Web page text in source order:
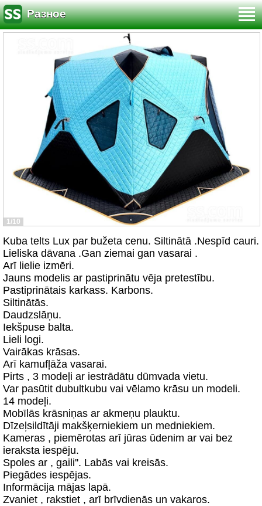
Разное
1/10
Kuba telts Lux par bužeta cenu. Siltinātā .Nespīd cauri.
Lieliska dāvana .Gan ziemai gan vasarai .
Arī lielie izmēri.
Jauns modelis ar pastiprinātu vēja pretestību.
Pastiprinātais karkass. Karbons.
Siltinātās.
Daudzslāņu.
Iekšpuse balta.
Lieli logi.
Vairākas krāsas.
Arī kamufļāža vasarai.
Pirts , 3 modeļi ar iestrādātu dūmvada vietu.
Var pasūtit dubultkubu vai vēlamo krāsu un modeli.
14 modeļi.
Mobīlās krāsniņas ar akmeņu plauktu.
Dīzeļsildītāji makšķerniekiem un medniekiem.
Kameras , piemērotas arī jūras ūdenim ar vai bez
ieraksta iespēju.
Spoles ar , gaili''. Labās vai kreisās.
Piegādes iespējas.
Informācija mājas lapā.
Zvaniet , rakstiet , arī brīvdienās un vakaros.